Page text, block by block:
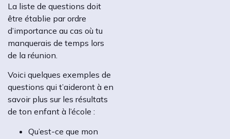
La liste de questions doit
être établie par ordre
d’importance au cas où tu
manquerais de temps lors
de la réunion.
Voici quelques exemples de
questions qui t’aideront à en
savoir plus sur les résultats
de ton enfant à l’école :
Qu’est-ce que mon